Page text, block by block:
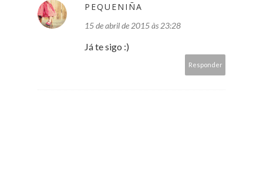
PEQUENIÑA
15 de abril de 2015 às 23:28
Já te sigo :)
Responder